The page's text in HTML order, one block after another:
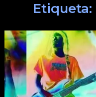
Etiqueta: